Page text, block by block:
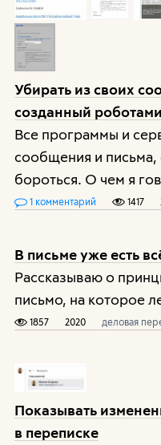
Убирать из своих
созданный роботами
Все программы и
сообщения и письма,
бороться. О чем я
1 комментарий 1417
В письме уже есть
Рассказываю о
письмо, на которое
1857 2020 деловая
Показывать
в переписке